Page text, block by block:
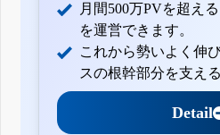
月間500万PVを超え
を運営できます。
これから勢いよく伸
スの根幹部分を支え
Detail